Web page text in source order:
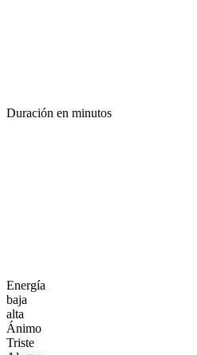
Duración en minutos
Energía
baja
alta
Ánimo
Triste